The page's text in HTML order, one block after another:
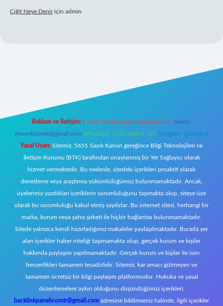
Çiğit Neye Deniriçin admin
Reklam ve İletişim: E-mail: backlinkpaneli@gmail.com Teams:
forumhizmeti@gmail.com Whatsapp: 0262 606 0 726 Telegram: @karabul
Yasal Uyarı: Sitemiz, 5651 Sayılı Kanun gereğince Bilgi Teknolojileri ve
İletişim Kurumu (BTK) tarafından onaylanmış bir Yer Sağlayıcı olarak
hizmet vermektedir. Bu nedenle, sitedeki içerikleri proaktif olarak
denetleme veya araştırma yükümlülüğümüz bulunmamaktadır. Ancak,
üyelerimiz yazdıkları içeriklerin sorumluluğunu taşımakta olup, siteye üye
olarak bu sorumluluğu kabul etmiş sayılırlar. Bu internet sitesi, herhangi bir
marka, kurum veya şahıs şirketi ile hiçbir bağlantısı bulunmamaktadır.
Sitede yalnızca kendi hazırladığımız makaleler paylaşılmaktadır. Burada yer
alan içerikler haber niteliği taşımamakta olup, gerçek kurum ve kişiler
hakkında paylaşım yapılmamaktadır. Gerçek kurum ve kişiler ile isim
benzerlikleri tamamen tesadüfidir. Sitemiz, kar amacı gütmeyen ve
tamamen ücretsiz bir bilgi paylaşım platformudur. Hukuka ve yasal
düzenlemelere aykırı olduğunu düşündüğünüz içerikleri,
backlinkpanelicomtr@gmail.com adresine bildirmeniz halinde, ilgili içerikler